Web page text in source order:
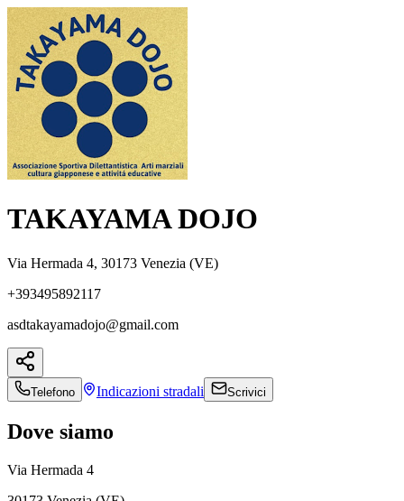
TAKAYAMA DOJO
Via Hermada 4, 30173 Venezia (VE)
+393495892117
asdtakayamadojo@gmail.com
Telefono Indicazioni stradali Scrivici
Dove siamo
Via Hermada 4